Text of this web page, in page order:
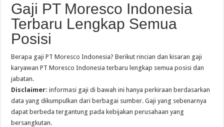
Gaji PT Moresco Indonesia
Terbaru Lengkap Semua
Posisi
Berapa gaji PT Moresco Indonesia? Berikut rincian dan kisaran gaji
karyawan PT Moresco Indonesia terbaru lengkap semua posisi dan
jabatan.
Disclaimer: informasi gaji di bawah ini hanya perkiraan berdasarkan
data yang dikumpulkan dari berbagai sumber. Gaji yang sebenarnya
dapat berbeda tergantung pada kebijakan perusahaan yang
bersangkutan.